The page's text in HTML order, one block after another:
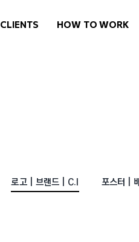
CLIENTS HOW TO WORK
로고 | 브랜드 | C.I 포스터 |